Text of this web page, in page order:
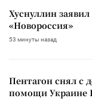
Хуснуллин
«Новороссия»
53 минуты назад
Пентагон снял с
помощи Украине